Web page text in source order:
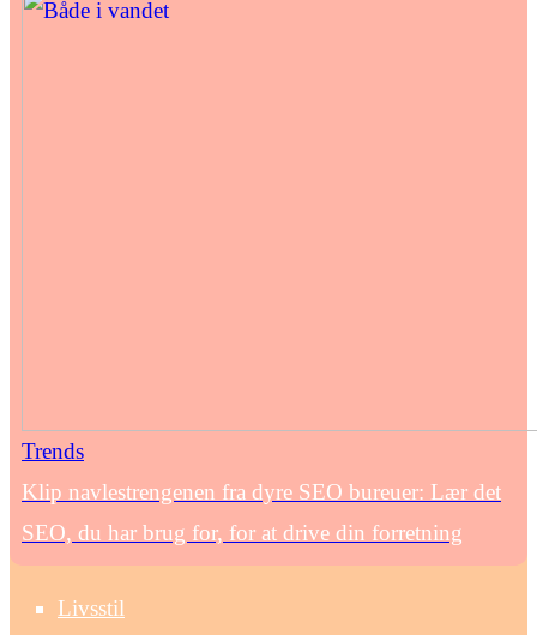
Trends
Klip navlestrengenen fra dyre SEO bureuer: Lær det
SEO, du har brug for, for at drive din forretning
Livsstil